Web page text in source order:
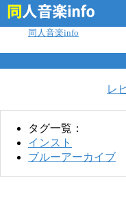
同人音楽info
レ
タグ一覧：
インスト
ブルーアーカイブ